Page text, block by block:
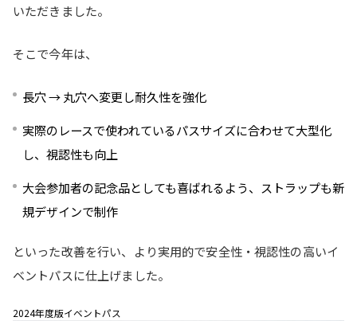
いただきました。
そこで今年は、
長穴 → 丸穴へ変更し耐久性を強化
実際のレースで使われているパスサイズに合わせて大型化
し、視認性も向上
大会参加者の記念品としても喜ばれるよう、ストラップも新
規デザインで制作
といった改善を行い、より実用的で安全性・視認性の高いイ
ベントパスに仕上げました。
2024年度版イベントパス